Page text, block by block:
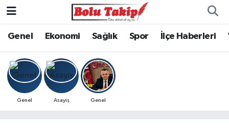
Genel Ekonomi Sağlık Spor İlçe Haberleri
Genel Asayiş Genel